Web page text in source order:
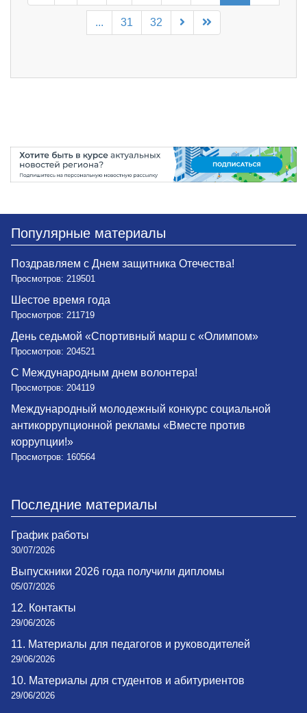
... 31 32
Популярные материалы
Поздравляем с Днем защитника Отечества!
Просмотров: 219501
Шестое время года
Просмотров: 211719
День седьмой «Спортивный марш с «Олимпом»
Просмотров: 204521
С Международным днем волонтера!
Просмотров: 204119
Международный молодежный конкурс социальной
антикоррупционной рекламы «Вместе против
коррупции!»
Просмотров: 160564
Последние материалы
График работы
30/07/2026
Выпускники 2026 года получили дипломы
05/07/2026
12. Контакты
29/06/2026
11. Материалы для педагогов и руководителей
29/06/2026
10. Материалы для студентов и абитуриентов
29/06/2026